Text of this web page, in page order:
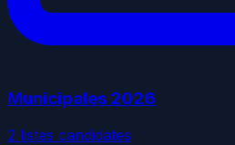
Municipales 2026
2 listes candidates